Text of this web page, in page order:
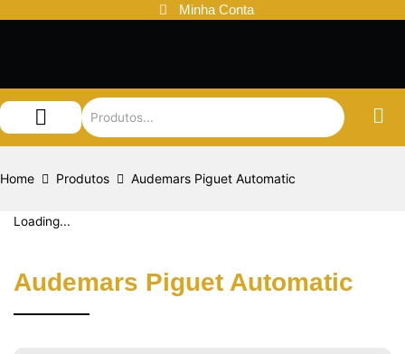
Minha Conta
Home Produtos Audemars Piguet Automatic
Loading...
Audemars Piguet Automatic